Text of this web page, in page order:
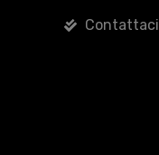
Contattaci